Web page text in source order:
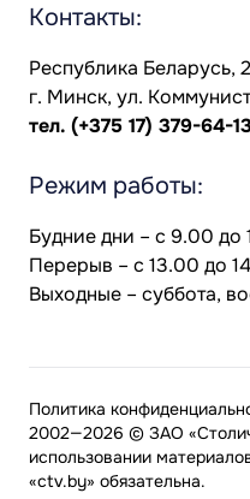
Контакты:
Республика Беларусь,
г. Минск, ул.
тел. (+375 17) 379-64-13
Режим работы:
Будние дни – с 9.00 до
Перерыв – с 13.00 до
Выходные – суббота,
2002—2026 © ЗАО
использовании
«ctv.by» обязательна.
Политика